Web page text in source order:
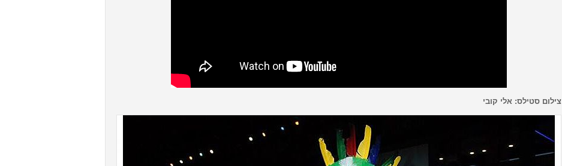
צילום סטילס: אלי קובי